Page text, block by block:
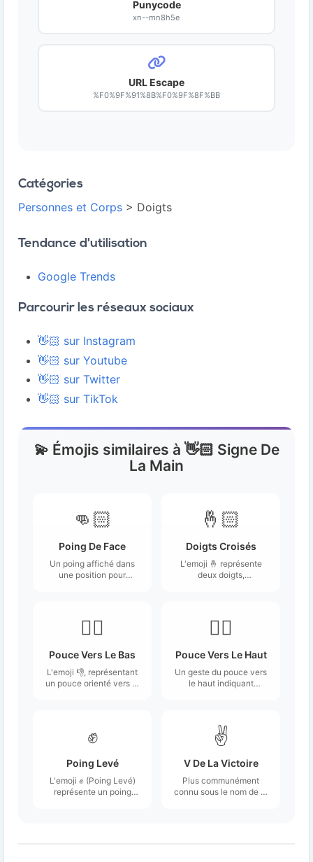
Punycode
xn--mn8h5e
URL Escape
%F0%9F%91%8B%F0%9F%8F%BB
Catégories
Personnes et Corps > Doigts
Tendance d'utilisation
Google Trends
Parcourir les réseaux sociaux
👋🏻 sur Instagram
👋🏻 sur Youtube
👋🏻 sur Twitter
👋🏻 sur TikTok
💫 Émojis similaires à 👋🏻 Signe De
La Main
👊🏻
Poing De Face
Un poing affiché dans
une position pour
personne.
🤞🏻
Doigts Croisés
L'emoji 🤞 représente
deux doigts,
👎🏻
Pouce Vers Le Bas
L'emoji 👎, représentant
un pouce orienté vers le
descendante.
👍🏻
Pouce Vers Le Haut
Un geste du pouce vers
le haut indiquant
✊
Poing Levé
L'emoji ✊ (Poing Levé)
représente un poing
✌️
V De La Victoire
Plus communément
connu sous le nom de ✌️